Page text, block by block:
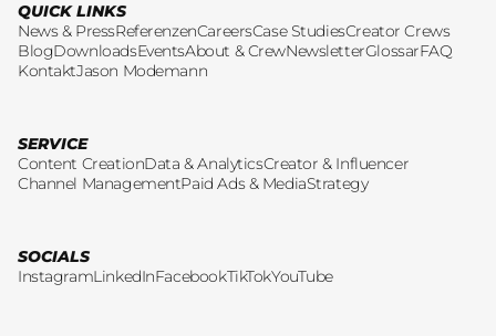
QUICK LINKS
News & PressReferenzenCareersCase StudiesCreator Crews
BlogDownloadsEventsAbout & CrewNewsletterGlossarFAQ
KontaktJason Modemann
SERVICE
Content CreationData & AnalyticsCreator & Influencer
Channel ManagementPaid Ads & MediaStrategy
SOCIALS
InstagramLinkedInFacebookTikTokYouTube